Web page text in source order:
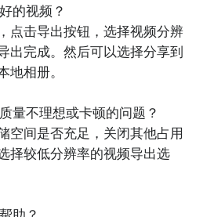
让您的照片更加有趣和生动。
款APP专注于时尚美颜，提供
镜效果，能够让您的照片更
一款功能强大的美化相机应
化工具，包括磨皮、美白、
的视频？
点击导出按钮，选择视频分辨
出完成。然后可以选择分享到
相册。
量不理想或卡顿的问题？
空间是否充足，关闭其他占用
择较低分辨率的视频导出选